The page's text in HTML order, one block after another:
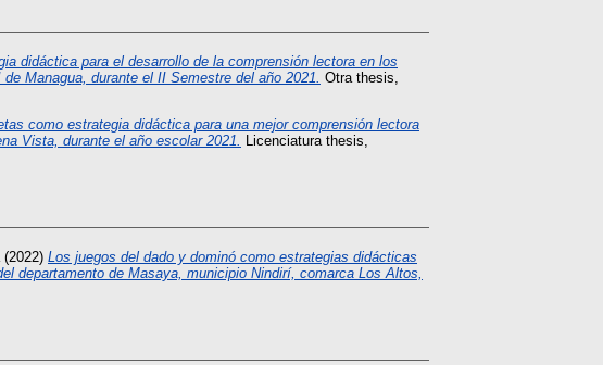
didáctica para el desarrollo de la comprensión lectora en los
Managua, durante el II Semestre del año 2021. Otra thesis,
como estrategia didáctica para una mejor comprensión lectora
Vista, durante el año escolar 2021.
Licenciatura thesis,
(2022) Los juegos del dado y dominó como estrategias didácticas
departamento de Masaya, municipio Nindirí, comarca Los Altos,